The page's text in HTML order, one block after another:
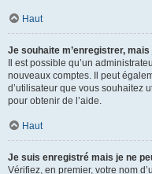
Haut
Je souhaite m’enregistrer, mais
Il est possible qu’un
nouveaux comptes. Il peut
d’utilisateur que vous souhaitez
pour obtenir de l’aide.
Haut
Je suis enregistré mais je ne
Vérifiez, en premier, votre nom